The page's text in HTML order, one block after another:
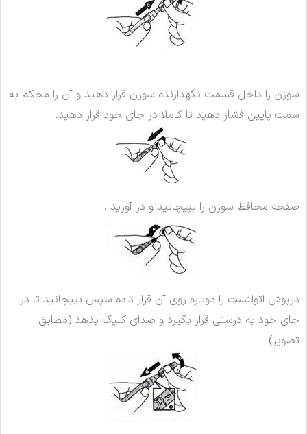
سوزن را داخل قسمت نگهدارنده سوزن قرار دهید و آن را محکم به
سمت پایین فشار دهید تا کاملا در جای خود قرار دهید.
صفحه محافظ سوزن را بپیچانید و در آورید .
درپوش اتولنست را دوباره روی آن قرار داده سپس بپیچانید تا در
جای خود به درستی قرار بگیرد و صدای کلیک بدهد (مطابق
تصویر)